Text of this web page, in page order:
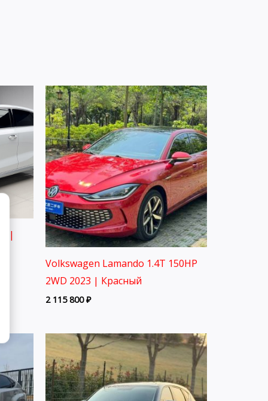
|
Volkswagen Lamando 1.4T 150HP
2WD 2023 | Красный
2 115 800₽